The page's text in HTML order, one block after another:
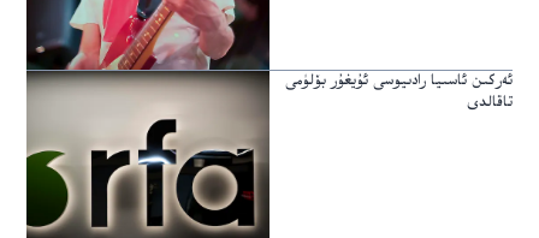
ئەركىن ئاسىيا رادىيوسى ئۇيغۇر بۆلۈمى
تاقالدى